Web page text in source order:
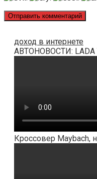
доход в интернете
АВТОНОВОСТИ: LADA
Кроссовер Maybach,